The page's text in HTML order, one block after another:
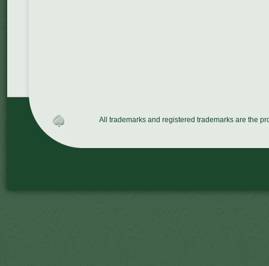
All trademarks and registered trademarks are the